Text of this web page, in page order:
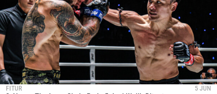
FITUR 5 JUN